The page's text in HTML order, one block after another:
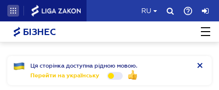
RU
БІЗНЕС
Ця сторінка доступна рідною мовою.
Перейти на українську